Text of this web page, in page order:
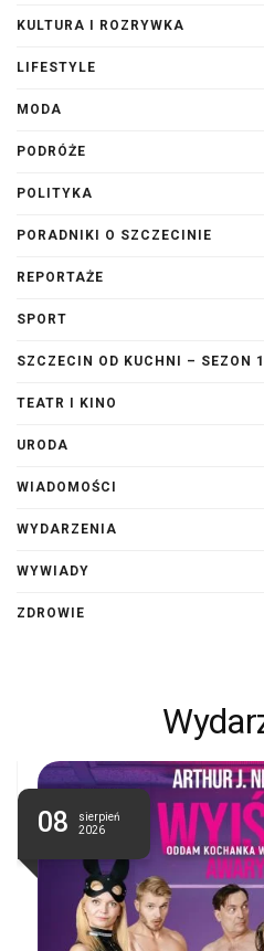
KULTURA I ROZRYWKA
LIFESTYLE
MODA
PODRÓŻE
POLITYKA
PORADNIKI O SZCZECINIE
REPORTAŻE
SPORT
SZCZECIN OD KUCHNI – SEZON 1
TEATR I KINO
URODA
WIADOMOŚCI
WYDARZENIA
WYWIADY
ZDROWIE
08
sierpień
2026